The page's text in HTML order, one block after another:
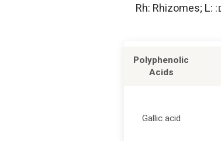
חומרים פעילים המצויים במיני איריס ובאברי צמח שונים, חומצות פוליפנוליות ופעילותן הביולוגית. קיצורים: Rh: Rhizomes; L:
Polyphenolic
Acids
Gallic acid